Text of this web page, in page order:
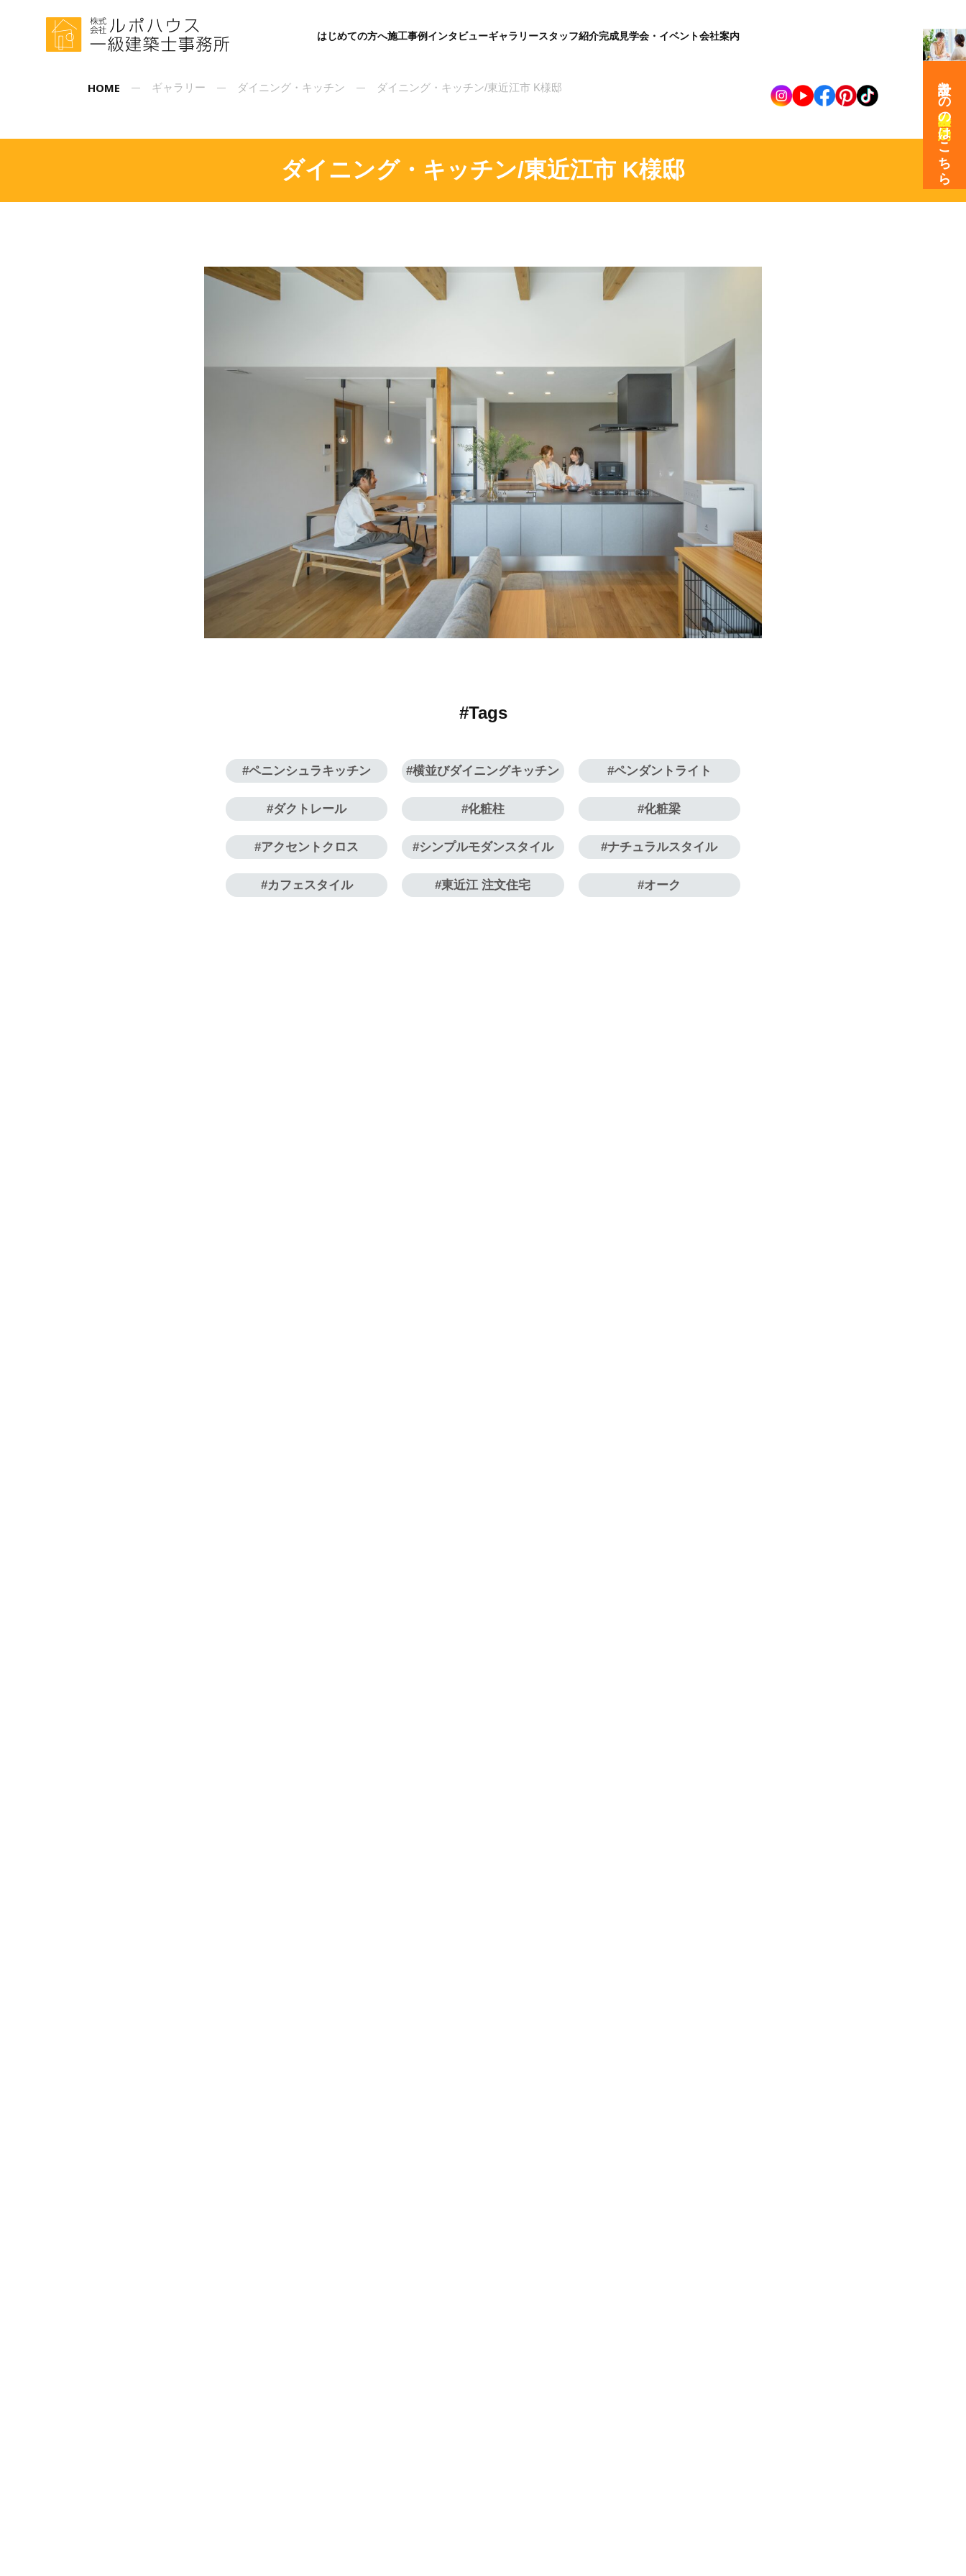
グ
バ
ュ
ー
はじめての方へ施工事例インタビューギャラリースタッフ紹介完成見学会・イベント会社案内
HOME ギャラリー ダイニング・キッチン ダイニング・キッチン/東近江市 K様邸
ダイニング・キッチン/東近江市 K様邸
#Tags
ペニンシュラキッチン 横並びダイニングキッチン ペンダントライト
ダクトレール 化粧柱 化粧梁
アクセントクロス シンプルモダンスタイル ナチュラルスタイル
カフェスタイル 東近江 注文住宅 オーク
設計士との
の
はこちら